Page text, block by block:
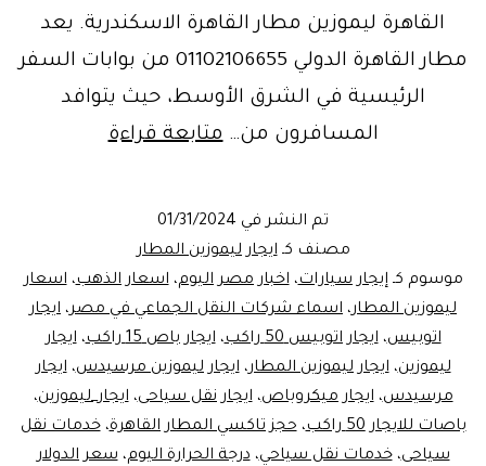
القاهرة ليموزين مطار القاهرة الاسكندرية. يعد
مطار القاهرة الدولي 01102106655 من بوابات السفر
الرئيسية في الشرق الأوسط، حيث يتوافد
المسافرون من…متابعة قراءة
النقل
السياحي
تم النشر في 01/31/2024
مصنف كـايجار ليموزين المطار
موسوم كـإيجار سيارات،اخبار مصر اليوم،اسعار الذهب،اسعار
ليموزين المطار، اسماء شركات النقل الجماعي في مصر، ايجار
اتوبيس،ايجار اتوبيس 50 راكب ،ايجار باص 15 راكب ،ايجار
ليموزين،ايجار ليموزين المطار،ايجار ليموزين مرسيدس،ايجار
مرسيدس،ايجار ميكروباص،ايجار نقل سياحى،ايجار_ليموزين،
باصات للايجار 50 راكب
،حجز تاكسي المطار القاهرة،خدمات نقل
سياحى،خدمات نقل سياحي،درجة الحرارة اليوم،سعر الدولار